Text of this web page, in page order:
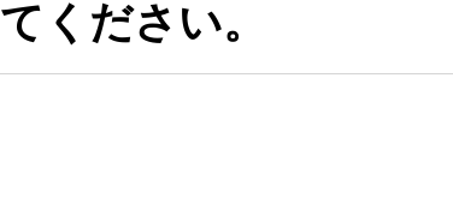
ください。